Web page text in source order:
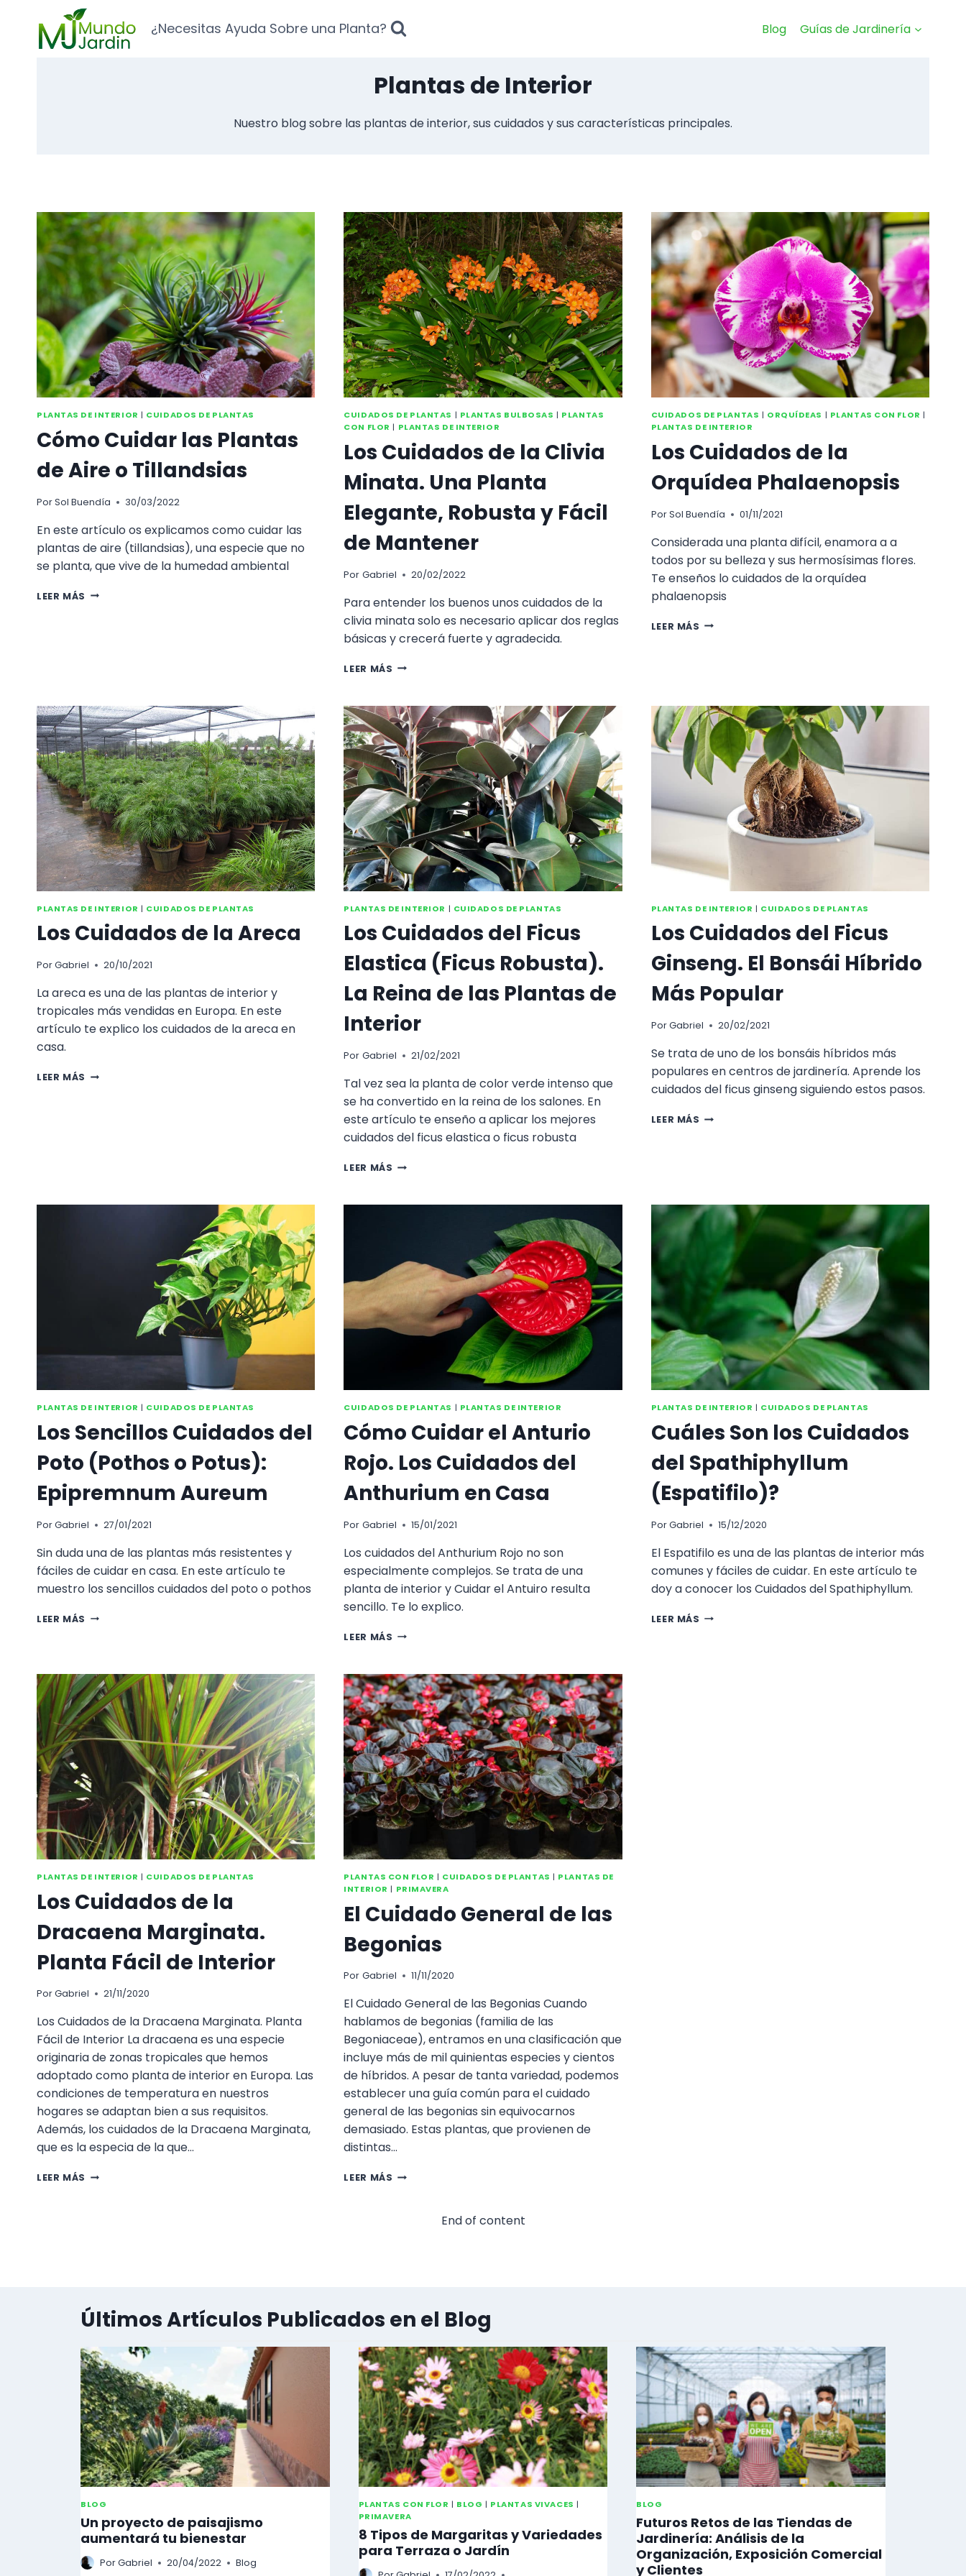
contenido
¿Necesitas Ayuda Sobre una Planta? Blog Guías de Jardinería
Plantas de Interior
Nuestro blog sobre las plantas de interior, sus cuidados y sus características principales.
PLANTAS DE INTERIOR | CUIDADOS DE PLANTAS
Cómo Cuidar las Plantas
de Aire o Tillandsias
PorSol Buendía 30/03/2022
En este artículo os explicamos como cuidar las
plantas de aire (tillandsias), una especie que no
se planta, que vive de la humedad ambiental
LEER MÁS CÓMO
CUIDADOS DE PLANTAS | PLANTAS BULBOSAS | PLANTAS
CON FLOR | PLANTAS DE INTERIOR
Los Cuidados de la Clivia
Minata. Una Planta
Elegante, Robusta y Fácil
de Mantener
Por Gabriel 20/02/2022
Para entender los buenos unos cuidados de la
clivia minata solo es necesario aplicar dos reglas
básicas y crecerá fuerte y agradecida.
LEER MÁS LOS
LA
CLIVIA
MINATA.
UNA
PLANTA
ELEGANTE,
ROBUSTA
Y
FÁCIL
DE
MANTENER
CUIDADOS DE PLANTAS | ORQUÍDEAS | PLANTAS CON FLOR |
PLANTAS DE INTERIOR
Los Cuidados de la
Orquídea Phalaenopsis
PorSol Buendía 01/11/2021
Considerada una planta difícil, enamora a a
todos por su belleza y sus hermosísimas flores.
Te enseños lo cuidados de la orquídea
phalaenopsis
LEER MÁS LOS
PLANTAS DE INTERIOR | CUIDADOS DE PLANTAS
Los Cuidados de la Areca
PorGabriel 20/10/2021
La areca es una de las plantas de interior y
tropicales más vendidas en Europa. En este
artículo te explico los cuidados de la areca en
casa.
LEER MÁS LOS
PLANTAS DE INTERIOR | CUIDADOS DE PLANTAS
Los Cuidados del Ficus
Elastica (Ficus Robusta).
La Reina de las Plantas de
Interior
Por Gabriel 21/02/2021
Tal vez sea la planta de color verde intenso que
se ha convertido en la reina de los salones. En
este artículo te enseño a aplicar los mejores
cuidados del ficus elastica o ficus robusta
LEER MÁS LOS
FICUS
LA
REINA
DE
LAS
PLANTAS
DE
PLANTAS DE INTERIOR | CUIDADOS DE PLANTAS
Los Cuidados del Ficus
Ginseng. El Bonsái Híbrido
Más Popular
PorGabriel 20/02/2021
Se trata de uno de los bonsáis híbridos más
populares en centros de jardinería. Aprende los
cuidados del ficus ginseng siguiendo estos pasos.
LEER MÁS LOS
BONSÁI
HÍBRIDO
MÁS
POPULAR
PLANTAS DE INTERIOR | CUIDADOS DE PLANTAS
Los Sencillos Cuidados del
Poto (Pothos o Potus):
Epipremnum Aureum
PorGabriel 27/01/2021
Sin duda una de las plantas más resistentes y
fáciles de cuidar en casa. En este artículo te
muestro los sencillos cuidados del poto o pothos
LEER MÁS LOS
POTO
(POTHOS
O
POTUS):
EPIPREMNUM
AUREUM
CUIDADOS DE PLANTAS | PLANTAS DE INTERIOR
Cómo Cuidar el Anturio
Rojo. Los Cuidados del
Anthurium en Casa
Por Gabriel 15/01/2021
Los cuidados del Anthurium Rojo no son
especialmente complejos. Se trata de una
planta de interior y Cuidar el Antuiro resulta
sencillo. Te lo explico.
LEER MÁS CÓMO
ANTURIO
ROJO.
LOS
CUIDADOS
DEL
ANTHURIUM
EN
CASA
PLANTAS DE INTERIOR | CUIDADOS DE PLANTAS
Cuáles Son los Cuidados
del Spathiphyllum
(Espatifilo)?
PorGabriel 15/12/2020
El Espatifilo es una de las plantas de interior más
comunes y fáciles de cuidar. En este artículo te
doy a conocer los Cuidados del Spathiphyllum.
LEER MÁS CUÁLES
PLANTAS DE INTERIOR | CUIDADOS DE PLANTAS
Los Cuidados de la
Dracaena Marginata.
Planta Fácil de Interior
PorGabriel 21/11/2020
Los Cuidados de la Dracaena Marginata. Planta
Fácil de Interior La dracaena es una especie
originaria de zonas tropicales que hemos
adoptado como planta de interior en Europa. Las
condiciones de temperatura en nuestros
hogares se adaptan bien a sus requisitos.
Además, los cuidados de la Dracaena Marginata,
que es la especia de la que…
LEER MÁS LOS
INTERIOR
PLANTAS CON FLOR | CUIDADOS DE PLANTAS | PLANTAS DE
INTERIOR | PRIMAVERA
El Cuidado General de las
Begonias
Por Gabriel 11/11/2020
El Cuidado General de las Begonias Cuando
hablamos de begonias (familia de las
Begoniaceae), entramos en una clasificación que
incluye más de mil quinientas especies y cientos
de híbridos. A pesar de tanta variedad, podemos
establecer una guía común para el cuidado
general de las begonias sin equivocarnos
demasiado. Estas plantas, que provienen de
distintas…
LEER MÁS EL
End of content
Últimos Artículos Publicados en el Blog
BLOG
Un proyecto de paisajismo
aumentará tu bienestar
PorGabriel 20/04/2022 Blog
PLANTAS CON FLOR | BLOG | PLANTAS VIVACES |
PRIMAVERA
8 Tipos de Margaritas y Variedades
para Terraza o Jardín
BLOG
Futuros Retos de las Tiendas de
Jardinería: Análisis de la
Organización, Exposición Comercial
y Clientes